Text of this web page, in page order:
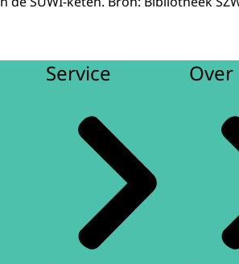
Service